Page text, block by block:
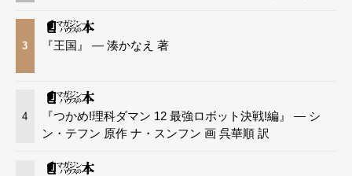
3 『王国』 — 湊かなえ 著
4
『つかめ!理科ダマン 12 最強ロボット決戦!編』 — シ
ン・テフン 原作 ナ・スンフン 画 呉華順 訳